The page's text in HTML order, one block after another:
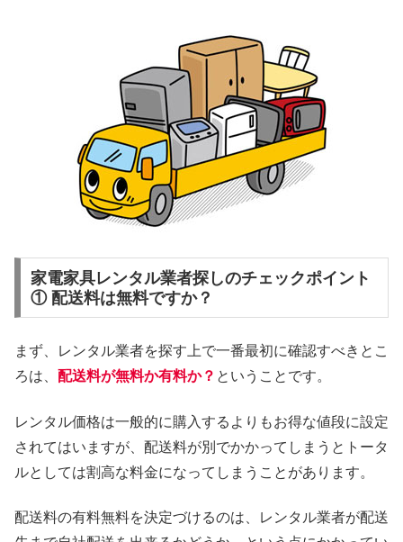
家電家具レンタル業者探しのチェックポイント
① 配送料は無料ですか？
まず、レンタル業者を探す上で一番最初に確認すべきとこ
ろは、 配送料が無料か有料か？ ということです。
レンタル価格は一般的に購入するよりもお得な値段に設定
されてはいますが、配送料が別でかかってしまうとトータ
ルとしては割高な料金になってしまうことがあります。
配送料の有料無料を決定づけるのは、レンタル業者が配送